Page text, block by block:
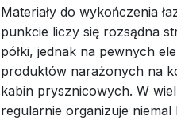
Materiały do wykończenia
punkcie liczy się rozsądna
półki, jednak na pewnych
produktów narażonych na
kabin prysznicowych. W
regularnie organizuje niemal